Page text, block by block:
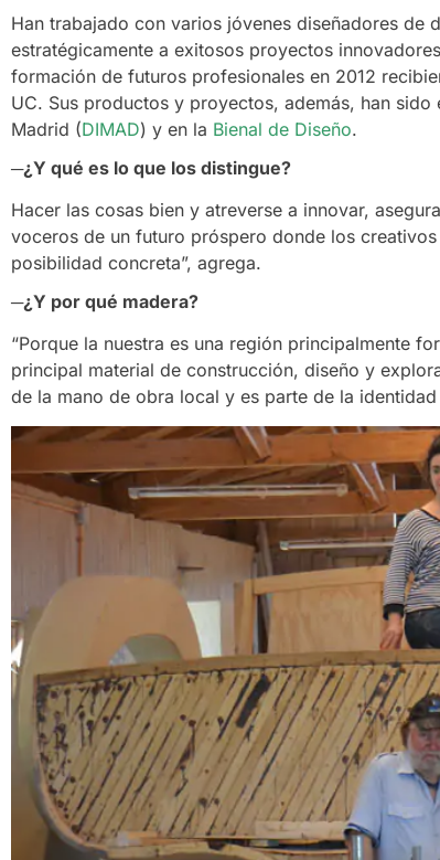
Han trabajado con varios jóvenes diseñadores de
estratégicamente a exitosos proyectos
formación de futuros profesionales en 2012
UC. Sus productos y proyectos, además, han
Madrid (DIMAD) y en la Bienal de Diseño.
─¿Y qué es lo que los distingue?
Hacer las cosas bien y atreverse a innovar,
voceros de un futuro próspero donde los
posibilidad concreta”, agrega.
─¿Y por qué madera?
“Porque la nuestra es una región principalmente
principal material de construcción, diseño y
de la mano de obra local y es parte de la